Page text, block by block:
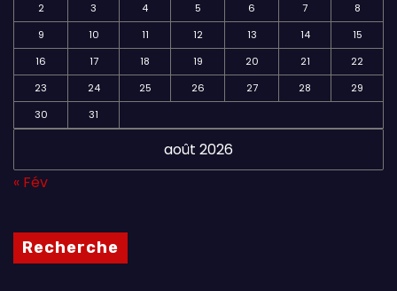
août 2026
2
3 4 5 6 7
8
9
10 11 12 13 14
15
16
17 18 19 20 21
22
23
24 25 26 27 28
29
30
31
« Fév
Recherche